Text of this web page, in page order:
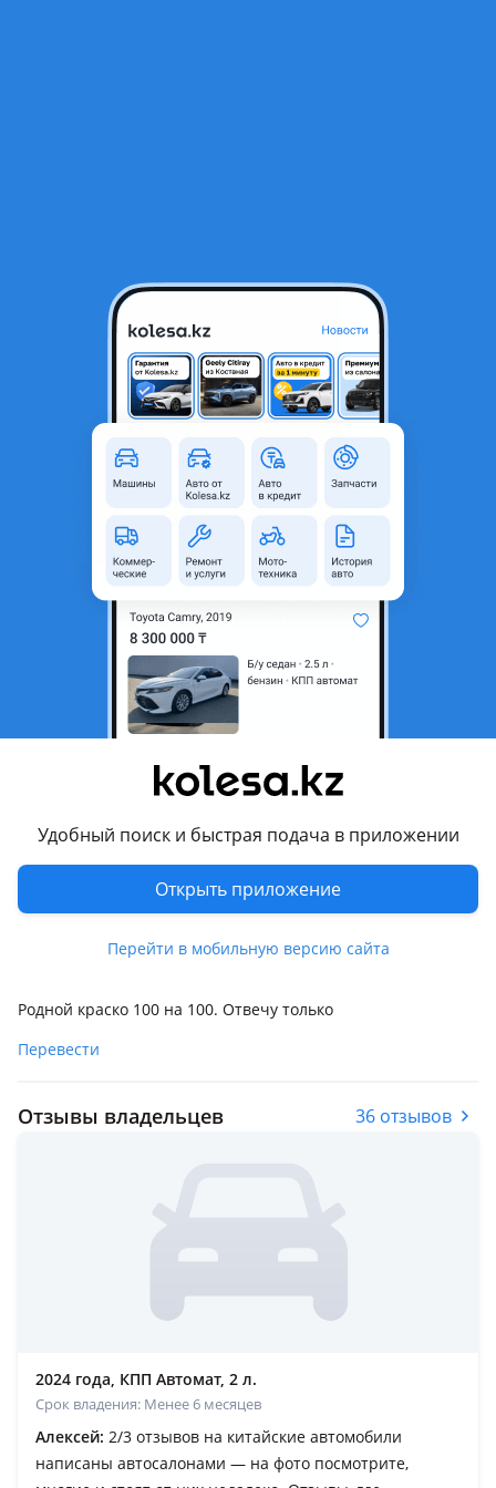
Удобный поиск и быстрая подача в приложении
Открыть приложение
Перейти в мобильную версию сайта
Geely Monjaro 2024 года
15 500 000 ₸
Объявление находится в архиве и может быть
Шымкент, Туркестанская
2021 - н.в. 1 поколение
Кроссовер
Объем двигателя, л
Пробег
Автомат
Руль
Слева
Растаможен в Казахстане
Комментарий продавца
Родной краско 100 на 100. Отвечу только
Перевести
Отзывы владельцев 36 отзывов
2024 года, КПП Автомат, 2 л.
Срок владения: Менее 6 месяцев
Алексей: 2/3 отзывов на китайские автомобили
написаны автосалонами — на фото посмотрите,